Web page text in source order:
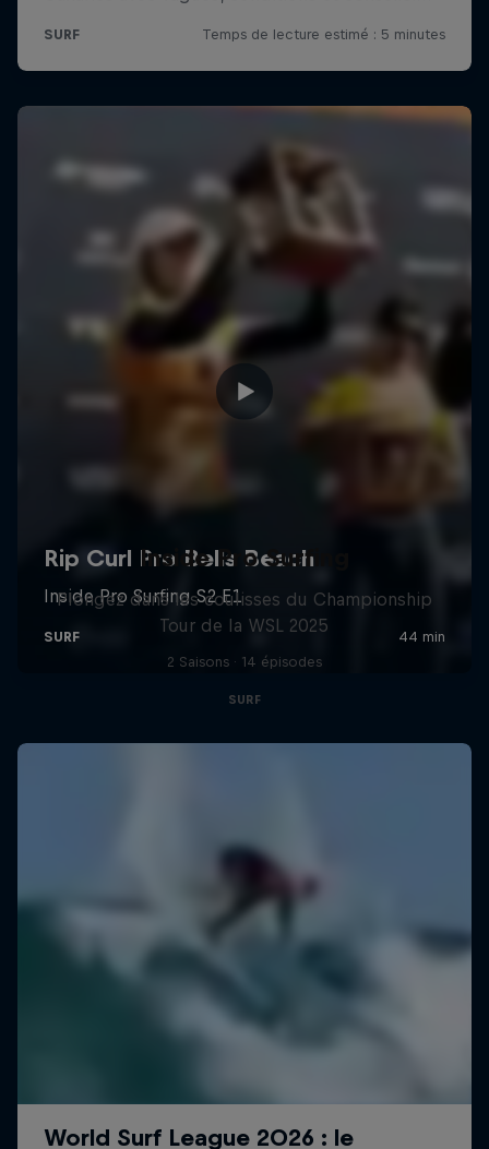
Inside Pro Surfing
Plongez dans les coulisses du Championship
Tour de la WSL 2025
2 Saisons · 14 épisodes
SURF